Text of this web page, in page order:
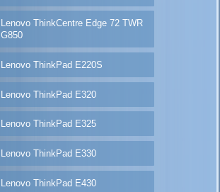
Lenovo ThinkCentre Edge 72 TWR
G850
Lenovo ThinkPad E220S
Lenovo ThinkPad E320
Lenovo ThinkPad E325
Lenovo ThinkPad E330
Lenovo ThinkPad E430